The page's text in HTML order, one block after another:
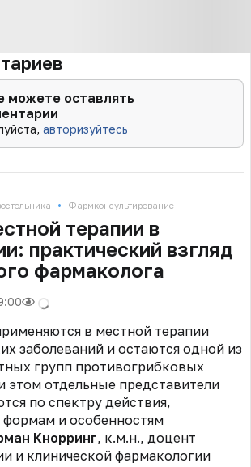
можете оставлять
авторизуйтесь
• Фармконсультирование
терапии в
практический взгляд
фармаколога
в местной терапии
заболеваний и остаются одной из
групп противогрибковых
этом отдельные представители
по спектру действия,
и особенностям
Кнорринг, к.м.н., доцент
и клинической фармакологии